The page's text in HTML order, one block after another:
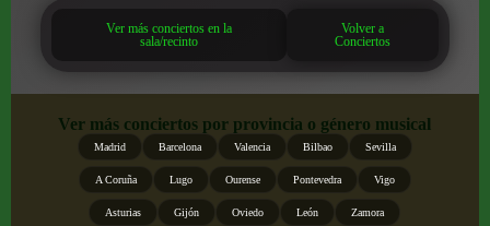
Ver más conciertos en la
sala/recinto
Volver a
Conciertos
Ver más conciertos por provincia o género musical
Madrid Barcelona Valencia Bilbao Sevilla
A Coruña Lugo Ourense Pontevedra Vigo
Asturias Gijón Oviedo León Zamora